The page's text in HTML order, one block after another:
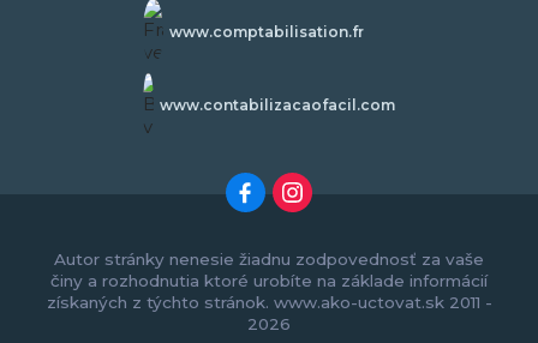
www.comptabilisation.fr
www.contabilizacaofacil.com
Autor stránky nenesie žiadnu zodpovednosť za vaše
činy a rozhodnutia ktoré urobíte na základe informácií
získaných z týchto stránok. www.ako-uctovat.sk 2011 -
2026